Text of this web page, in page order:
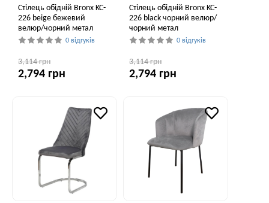
Стілець обідній Bronx KC-
226 beige бежевий
велюр/чорний метал
0 відгуків
3,114 грн
2,794 грн
Стілець обідній Bronx KC-
226 black чорний велюр/
чорний метал
0 відгуків
3,114 грн
2,794 грн